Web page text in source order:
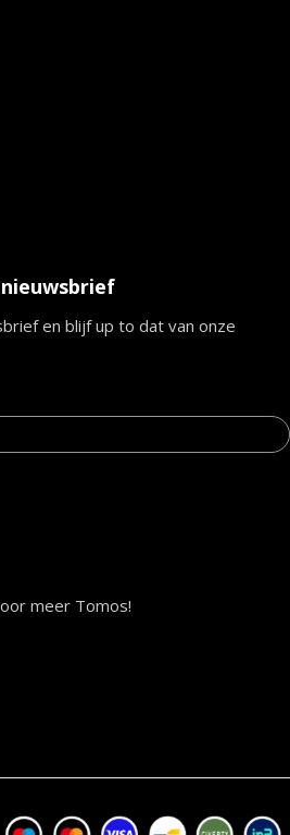
en blijf up to dat van onze
meer Tomos!